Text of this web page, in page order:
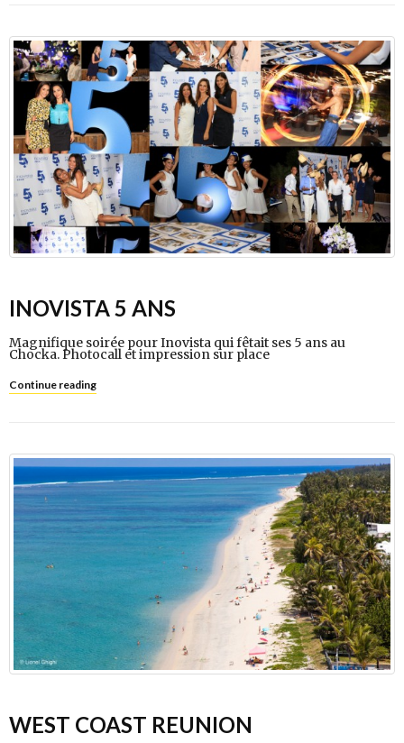
INOVISTA 5 ANS
Magnifique soirée pour Inovista qui fêtait ses 5 ans au
Chocka. Photocall et impression sur place
Continue reading
WEST COAST REUNION